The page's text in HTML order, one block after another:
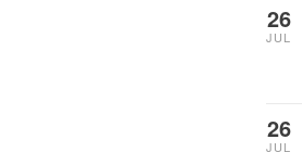
26
JUL
26
JUL